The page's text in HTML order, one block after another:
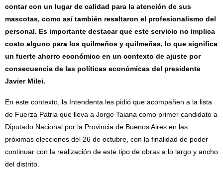
contar con un lugar de calidad para la atención de sus
mascotas, como así también resaltaron el profesionalismo del
personal. Es importante destacar que este servicio no implica
costo alguno para los quilmeños y quilmeñas, lo que significa
un fuerte ahorro económico en un contexto de ajuste por
consecuencia de las políticas económicas del presidente
Javier Milei.
En este contexto, la Intendenta les pidió que acompañen a la lista
de Fuerza Patria que lleva a Jorge Taiana como primer candidato a
Diputado Nacional por la Provincia de Buenos Aires en las
próximas elecciones del 26 de octubre, con la finalidad de poder
continuar con la realización de este tipo de obras a lo largo y ancho
del distrito.